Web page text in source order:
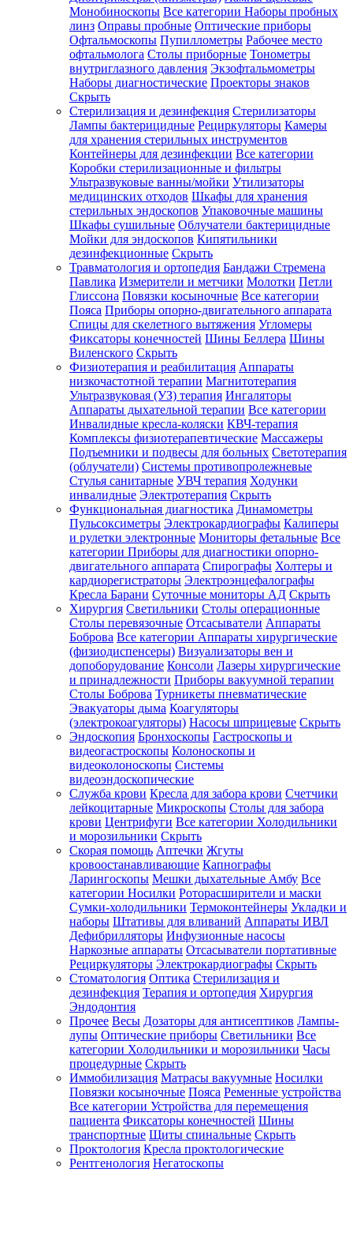
Монобиноскопы Все категории Наборы пробных
линз Оправы пробные Оптические приборы
Офтальмоскопы Пупиллометры Рабочее место
офтальмолога Столы приборные Тонометры
внутриглазного давления Экзофтальмометры
Наборы диагностические Проекторы знаков
Скрыть
Стерилизация и дезинфекция Стерилизаторы
Лампы бактерицидные Рециркуляторы Камеры
для хранения стерильных инструментов
Контейнеры для дезинфекции Все категории
Коробки стерилизационные и фильтры
Ультразвуковые ванны/мойки Утилизаторы
медицинских отходов Шкафы для хранения
стерильных эндоскопов Упаковочные машины
Шкафы сушильные Облучатели бактерицидные
Мойки для эндоскопов Кипятильники
дезинфекционные Скрыть
Травматология и ортопедия Бандажи Стремена
Павлика Измерители и метчики Молотки Петли
Глиссона Повязки косыночные Все категории
Пояса Приборы опорно-двигательного аппарата
Спицы для скелетного вытяжения Угломеры
Фиксаторы конечностей Шины Беллера Шины
Виленского Скрыть
Физиотерапия и реабилитация Аппараты
низкочастотной терапии Магнитотерапия
Ультразвуковая (УЗ) терапия Ингаляторы
Аппараты дыхательной терапии Все категории
Инвалидные кресла-коляски КВЧ-терапия
Комплексы физиотерапевтические Массажеры
Подъемники и подвесы для больных Светотерапия
(облучатели) Системы противопролежневые
Стулья санитарные УВЧ терапия Ходунки
инвалидные Электротерапия Скрыть
Функциональная диагностика Динамометры
Пульсоксиметры Электрокардиографы Калиперы
и рулетки электронные Мониторы фетальные Все
категории Приборы для диагностики опорно-
двигательного аппарата Спирографы Холтеры и
кардиорегистраторы Электроэнцефалографы
Кресла Барани Суточные мониторы АД Скрыть
Хирургия Светильники Столы операционные
Столы перевязочные Отсасыватели Аппараты
Боброва Все категории Аппараты хирургические
(физиодиспенсеры) Визуализаторы вен и
допоборудование Консоли Лазеры хирургические
и принадлежности Приборы вакуумной терапии
Столы Боброва Турникеты пневматические
Эвакуаторы дыма Коагуляторы
(электрокоагуляторы) Насосы шприцевые Скрыть
Эндоскопия Бронхоскопы Гастроскопы и
видеогастроскопы Колоноскопы и
видеоколоноскопы Системы
видеоэндоскопические
Служба крови Кресла для забора крови Счетчики
лейкоцитарные Микроскопы Столы для забора
крови Центрифуги Все категории Холодильники
и морозильники Скрыть
Скорая помощь Аптечки Жгуты
кровоостанавливающие Капнографы
Ларингоскопы Мешки дыхательные Амбу Все
категории Носилки Роторасширители и маски
Сумки-холодильники Термоконтейнеры Укладки и
наборы Штативы для вливаний Аппараты ИВЛ
Дефибрилляторы Инфузионные насосы
Наркозные аппараты Отсасыватели портативные
Рециркуляторы Электрокардиографы Скрыть
Стоматология Оптика Стерилизация и
дезинфекция Терапия и ортопедия Хирургия
Эндодонтия
Прочее Весы Дозаторы для антисептиков Лампы-
лупы Оптические приборы Светильники Все
категории Холодильники и морозильники Часы
процедурные Скрыть
Иммобилизация Матрасы вакуумные Носилки
Повязки косыночные Пояса Ременные устройства
Все категории Устройства для перемещения
пациента Фиксаторы конечностей Шины
транспортные Щиты спинальные Скрыть
Проктология Кресла проктологические
Рентгенология Негатоскопы